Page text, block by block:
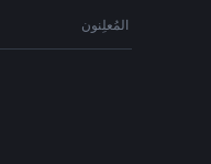
المُعلِنون